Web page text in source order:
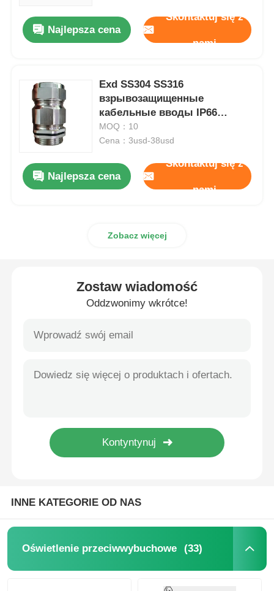
Produkty
Najlepsza cena
Skontaktuj się z
nami
Exd SS304 SS316
взрывозащищенные
кабельные вводы IP66
водонепроницаемые с
двойным уплотнением
MOQ：10
Cena：3usd-38usd
Najlepsza cena
Skontaktuj się z
nami
Zobacz więcej
Zostaw wiadomość
Oddzwonimy wkrótce!
INNE KATEGORIE OD NAS
Oświetlenie przeciwwybuchowe (33)